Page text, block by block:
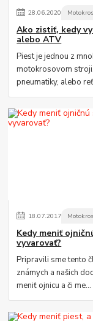
28.06.2020
Ako zistiť, kedy
alebo ATV
Piest je jednou z
motokrosovom
pneumatiky, alebo
18.07.2017
Kedy meniť
vyvarovať?
Pripravili sme tento
známych a našich
meniť ojnicu a či me...